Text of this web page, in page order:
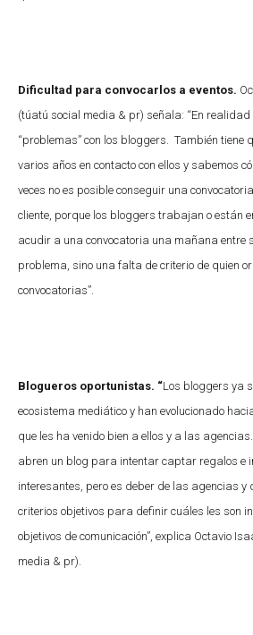
Dificultad para convocarlos a eventos.
(túatú social media & pr) señala: “En realidad
“problemas” con los bloggers. También tiene
varios años en contacto con ellos y sabemos
veces no es posible conseguir una
cliente, porque los bloggers trabajan o están
acudir a una convocatoria una mañana entre
problema, sino una falta de criterio de quien
convocatorias”.
Blogueros oportunistas. “Los bloggers ya
ecosistema mediático y han evolucionado
que les ha venido bien a ellos y a las
abren un blog para intentar captar regalos e
interesantes, pero es deber de las agencias y
criterios objetivos para definir cuáles les son
objetivos de comunicación”, explica Octavio
media & pr).